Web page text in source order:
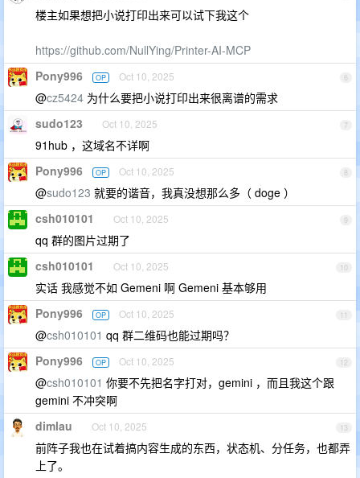
楼主如果想把小说打印出来可以试下我这个
https://github.com/NullYing/Printer-AI-MCP
6
Pony996 OP Oct 10, 2025
@cz5424 为什么要把小说打印出来很离谱的需求
7
sudo123 Oct 10, 2025
91hub ，这域名不详啊
8
Pony996 OP Oct 10, 2025
@sudo123 就要的谐音，我真没想那么多（ doge ）
9
csh010101 Oct 10, 2025
qq 群的图片过期了
10
csh010101 Oct 10, 2025
实话 我感觉不如 Gemeni 啊 Gemeni 基本够用
11
Pony996 OP Oct 10, 2025
@csh010101 qq 群二维码也能过期吗？
12
Pony996 OP Oct 10, 2025
@csh010101 你要不先把名字打对，gemini ，而且我这个跟
gemini 不冲突啊
13
dimlau Oct 10, 2025
前阵子我也在试着搞内容生成的东西，状态机、分任务，也都弄
上了。